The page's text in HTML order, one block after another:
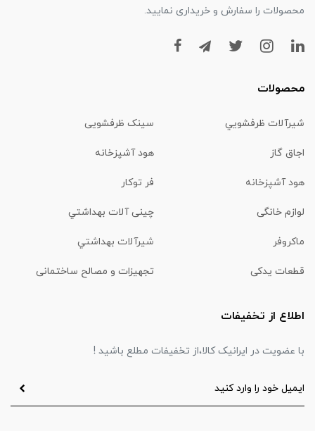
محصولات را سفارش و خریداری نمایید.
محصولات
شیرآلات ظرفشويي سینک ظرفشویی
اجاق گاز هود آشپزخانه
هود آشپزخانه فر توکار
لوازم خانگی چینی آلات بهداشتي
ماكروفر شیرآلات بهداشتي
قطعات یدکی تجهیزات و مصالح ساختمانی
اطلاع از تخفیفات
با عضویت در ایرانیک کالا،از تخفیفات مطلع باشید !